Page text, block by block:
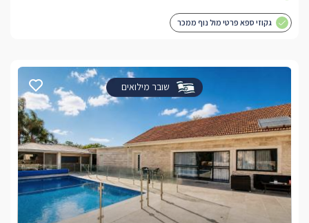
גקוזי ספא פרטי מול נוף ממכר
שובר מילואים